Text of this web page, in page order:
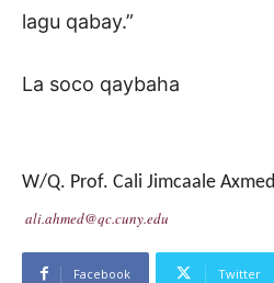
lagu qabay.”
La soco qaybaha
W/Q. Prof. Cali Jimcaale Axmed
ali.ahmed@qc.cuny.edu
Facebook Twitter